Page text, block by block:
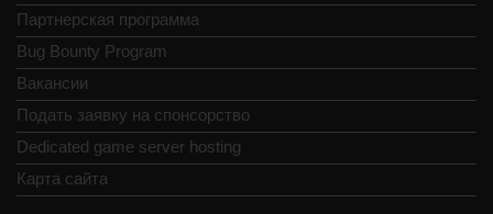
Партнерская программа
Bug Bounty Program
Вакансии
Подать заявку на спонсорство
Dedicated game server hosting
Карта сайта